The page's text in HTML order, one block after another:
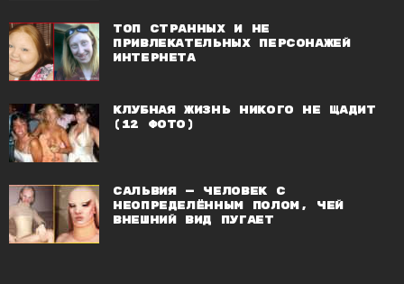
Топ странных и не
привлекательных персонажей
Интернета
Клубная жизнь никого не щадит
(12 фото)
Сальвия — человек с
неопределённым полом, чей
внешний вид пугает